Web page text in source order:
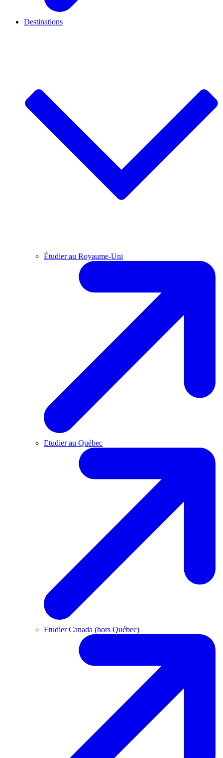
Destinations
Étudier au Royaume-Uni
Etudier au Québec
Etudier Canada (hors Québec)